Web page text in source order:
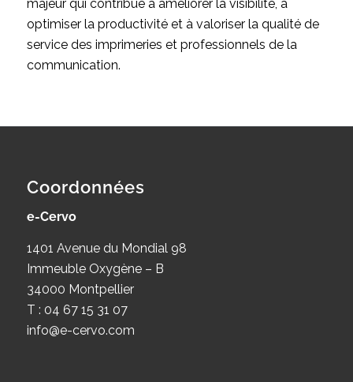
majeur qui contribue à améliorer la visibilité, à
optimiser la productivité et à valoriser la qualité de
service des imprimeries et professionnels de la
communication.
Coordonnées
e-Cervo
1401 Avenue du Mondial 98
Immeuble Oxygène – B
34000 Montpellier
T : 04 67 15 31 07
info@e-cervo.com